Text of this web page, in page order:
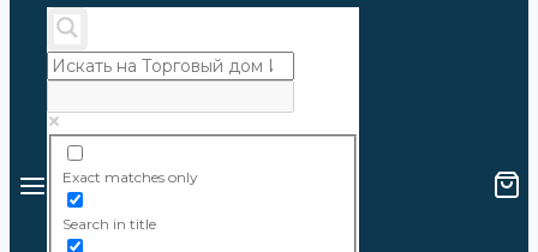
Exact matches only
Search in title